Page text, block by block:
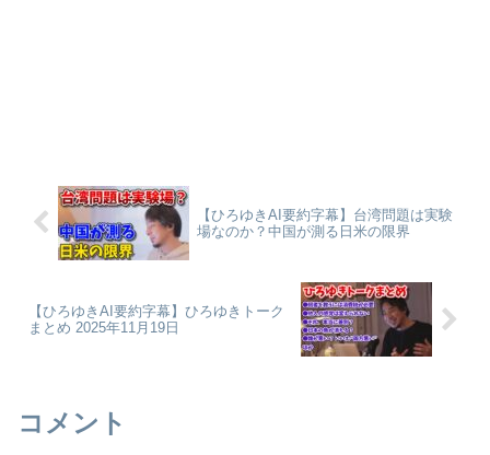
【ひろゆきAI要約字幕】台湾問題は実験
場なのか？中国が測る日米の限界
【ひろゆきAI要約字幕】ひろゆきトーク
まとめ 2025年11月19日
コメント